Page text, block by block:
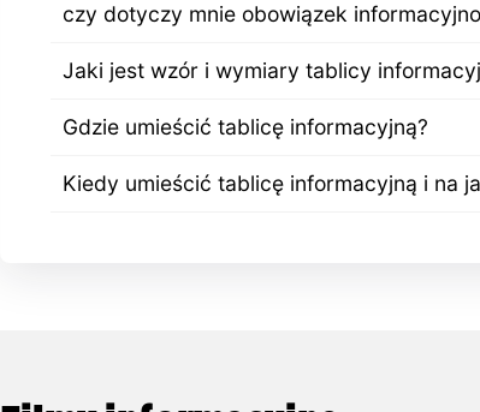
czy dotyczy mnie obowiązek
Jaki jest wzór i wymiary tablicy
Gdzie umieścić tablicę informacyjną?
Kiedy umieścić tablicę informacyjną i na